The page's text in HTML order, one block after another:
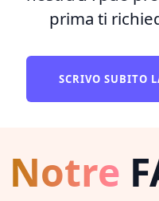
prima ti
SCRIVO SUBITO
Notre